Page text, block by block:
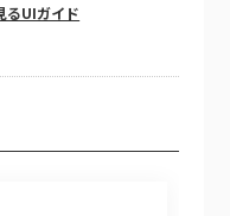
るUIガイド